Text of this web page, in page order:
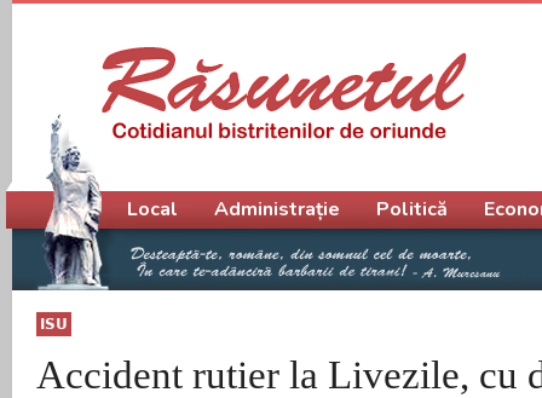
ISU
Accident rutier la Livezile, cu
Meniu principal
Local Administrație Politică